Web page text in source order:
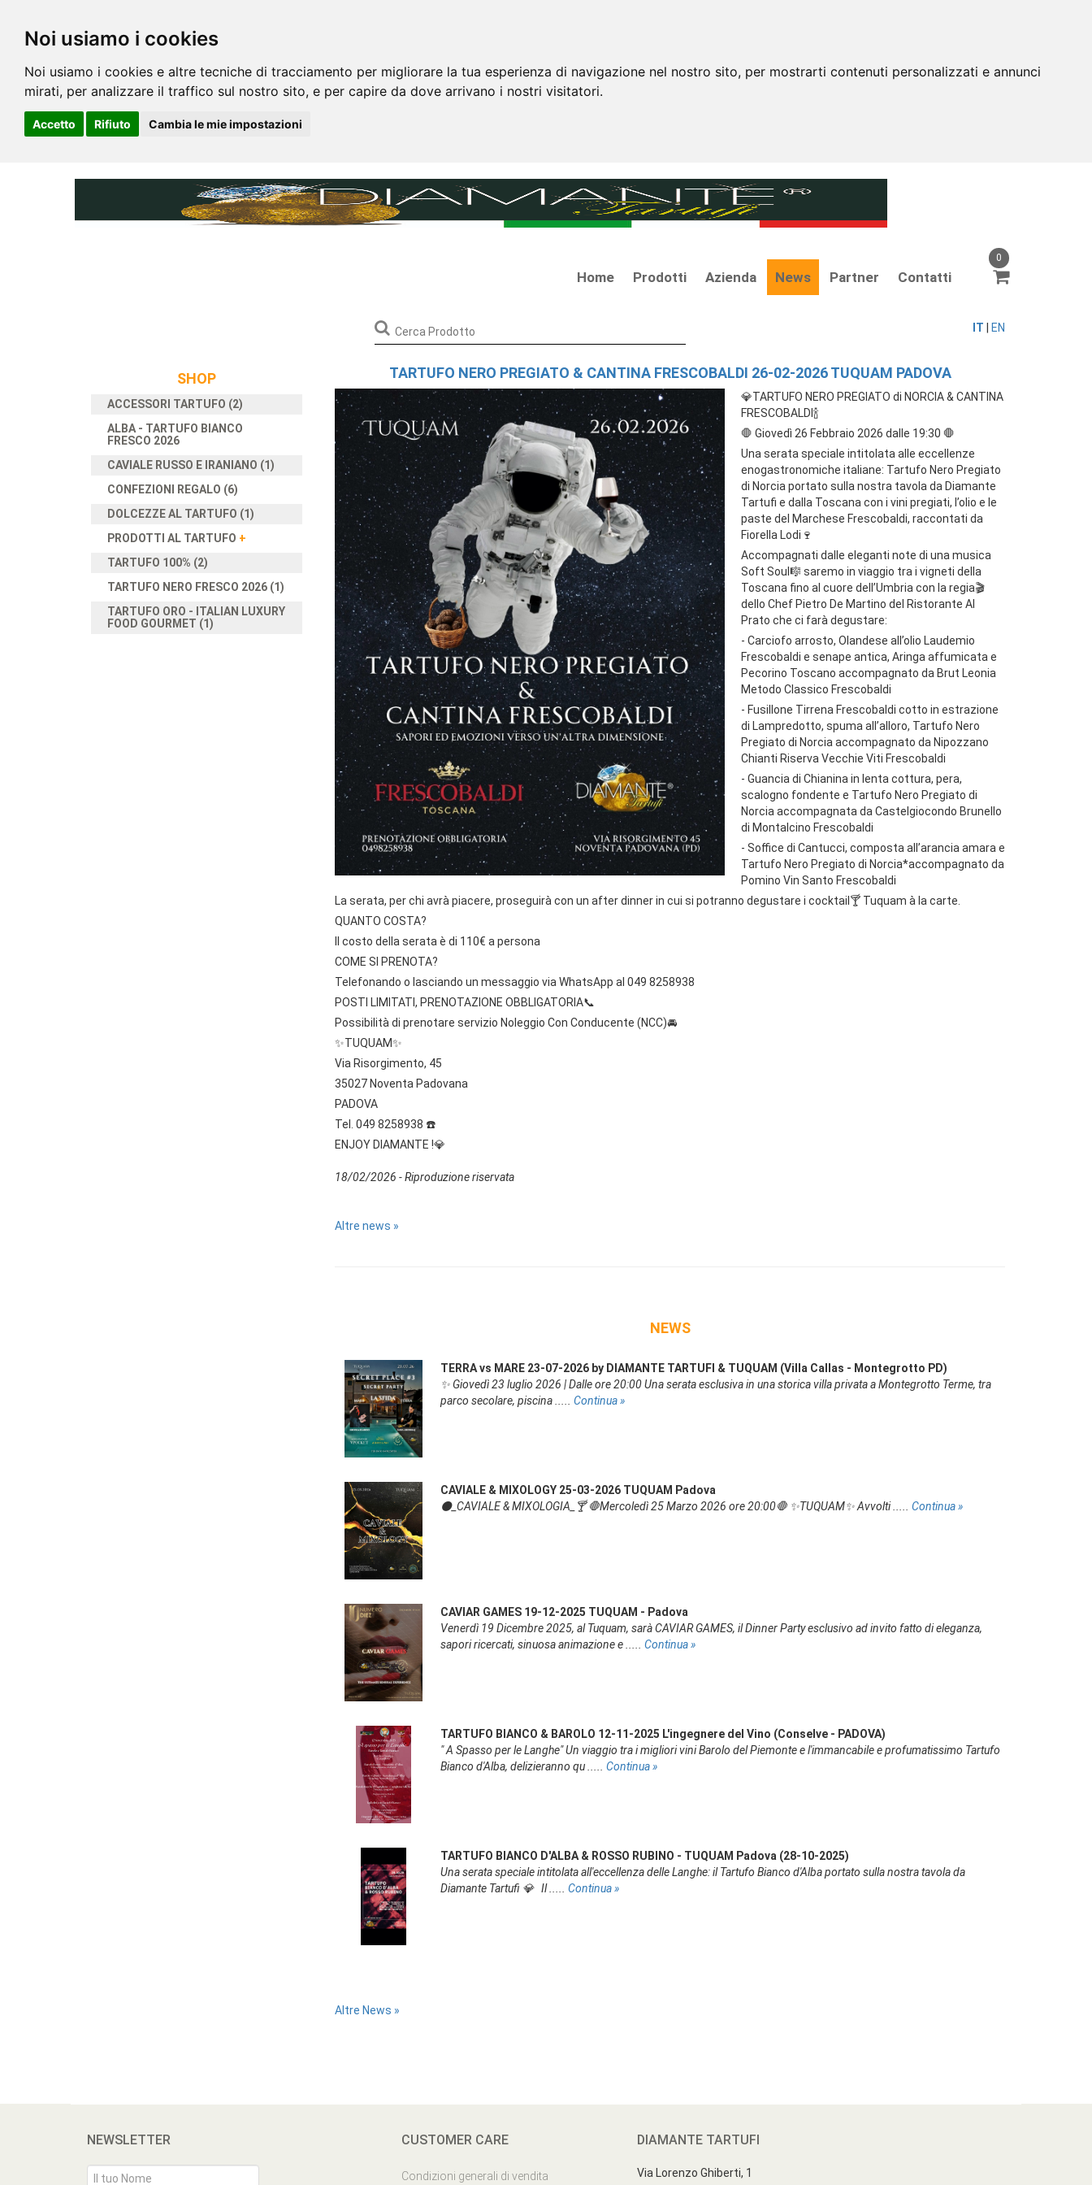
Noi usiamo i cookies
Noi usiamo i cookies e altre tecniche di tracciamento per migliorare la tua esperienza di navigazione nel nostro sito, per mostrarti contenuti personalizzati e annunci
mirati, per analizzare il traffico sul nostro sito, e per capire da dove arrivano i nostri visitatori.
Accetto Rifiuto Cambia le mie impostazioni
Home Prodotti Azienda News Partner Contatti
0
IT EN
SHOP
ACCESSORI TARTUFO (2)
ALBA - TARTUFO BIANCO
FRESCO 2026
CAVIALE RUSSO E IRANIANO (1)
CONFEZIONI REGALO (6)
DOLCEZZE AL TARTUFO (1)
PRODOTTI AL TARTUFO +
TARTUFO 100% (2)
TARTUFO NERO FRESCO 2026 (1)
TARTUFO ORO - ITALIAN LUXURY
FOOD GOURMET (1)
TARTUFO NERO PREGIATO & CANTINA FRESCOBALDI 26-02-2026 TUQUAM PADOVA
💎TARTUFO NERO PREGIATO di NORCIA & CANTINA
FRESCOBALDI🍾
🛑 Giovedì 26 Febbraio 2026 dalle 19:30 🛑
Una serata speciale intitolata alle eccellenze
enogastronomiche italiane: Tartufo Nero Pregiato
di Norcia portato sulla nostra tavola da Diamante
Tartufi e dalla Toscana con i vini pregiati, l’olio e le
paste del Marchese Frescobaldi, raccontati da
Fiorella Lodi🍷
Accompagnati dalle eleganti note di una musica
Soft Soul🎼 saremo in viaggio tra i vigneti della
Toscana fino al cuore dell’Umbria con la regia🎬
dello Chef Pietro De Martino del Ristorante Al
Prato che ci farà degustare:
- Carciofo arrosto, Olandese all’olio Laudemio
Frescobaldi e senape antica, Aringa affumicata e
Pecorino Toscano accompagnato da Brut Leonia
Metodo Classico Frescobaldi
- Fusillone Tirrena Frescobaldi cotto in estrazione
di Lampredotto, spuma all’alloro, Tartufo Nero
Pregiato di Norcia accompagnato da Nipozzano
Chianti Riserva Vecchie Viti Frescobaldi
- Guancia di Chianina in lenta cottura, pera,
scalogno fondente e Tartufo Nero Pregiato di
Norcia accompagnata da Castelgiocondo Brunello
di Montalcino Frescobaldi
- Soffice di Cantucci, composta all’arancia amara e
Tartufo Nero Pregiato di Norcia*accompagnato da
Pomino Vin Santo Frescobaldi
La serata, per chi avrà piacere, proseguirà con un after dinner in cui si potranno degustare i cocktail🍸 Tuquam à la carte.
QUANTO COSTA?
Il costo della serata è di 110€ a persona
COME SI PRENOTA?
Telefonando o lasciando un messaggio via WhatsApp al 049 8258938
POSTI LIMITATI, PRENOTAZIONE OBBLIGATORIA📞
Possibilità di prenotare servizio Noleggio Con Conducente (NCC)🚘
✨️TUQUAM✨️
Via Risorgimento, 45
35027 Noventa Padovana
PADOVA
Tel. 049 8258938 ☎️
ENJOY DIAMANTE !💎
18/02/2026 - Riproduzione riservata
Altre news »
NEWS
TERRA vs MARE 23-07-2026 by DIAMANTE TARTUFI & TUQUAM (Villa Callas - Montegrotto PD)
✨ Giovedì 23 luglio 2026 | Dalle ore 20:00 Una serata esclusiva in una storica villa privata a Montegrotto Terme, tra
parco secolare, piscina ..... Continua »
CAVIALE & MIXOLOGY 25-03-2026 TUQUAM Padova
⚫️_CAVIALE & MIXOLOGIA_🍸 🛑Mercoledì 25 Marzo 2026 ore 20:00🛑 ✨️TUQUAM✨️ Avvolti ..... Continua »
CAVIAR GAMES 19-12-2025 TUQUAM - Padova
Venerdì 19 Dicembre 2025, al Tuquam, sarà CAVIAR GAMES, il Dinner Party esclusivo ad invito fatto di eleganza,
sapori ricercati, sinuosa animazione e ..... Continua »
TARTUFO BIANCO & BAROLO 12-11-2025 L'ingegnere del Vino (Conselve - PADOVA)
" A Spasso per le Langhe" Un viaggio tra i migliori vini Barolo del Piemonte e l'immancabile e profumatissimo Tartufo
Bianco d'Alba, delizieranno qu ..... Continua »
TARTUFO BIANCO D'ALBA & ROSSO RUBINO - TUQUAM Padova (28-10-2025)
Una serata speciale intitolata all'eccellenza delle Langhe: il Tartufo Bianco d'Alba portato sulla nostra tavola da
Diamante Tartufi 💎 Il ..... Continua »
Altre News »
NEWSLETTER CUSTOMER CARE
Condizioni generali di vendita
DIAMANTE TARTUFI
Via Lorenzo Ghiberti, 1